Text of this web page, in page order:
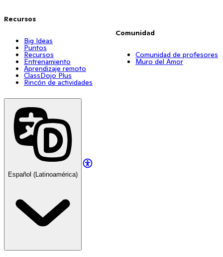
Recursos
Big Ideas
Puntos
Recursos
Entrenamiento
Aprendizaje remoto
ClassDojo Plus
Rincón de actividades
Comunidad
Comunidad de profesores
Muro del Amor
Español (Latinoamérica)